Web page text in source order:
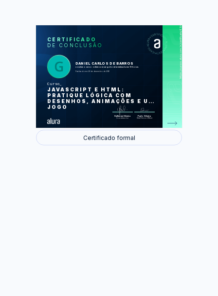
CERTIFICADO
DE CONCLUSÃO
DANIEL CARLOS DE BARROS
concluiu o curso online com carga horária estimada em 10 horas.
Finalizado em 29 de dezembro de 2016
Curso
JAVASCRIPT E HTML:
PRATIQUE LÓGICA COM
DESENHOS, ANIMAÇÕES E UM
JOGO
Guilherme Silveira
Coordenador
Paulo Silveira
Chief Vision Officer
https://cursos.alura.com.br/certificate/690cd0bd-f037-4ae0-a8e2-b474709b0c2d
LAS
Desenhando gráficos com Canvas
Extraindo funções
Movendo elementos: animações
Certificado formal